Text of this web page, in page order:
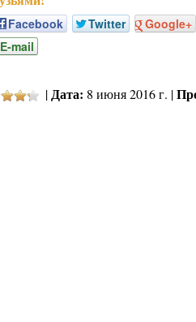
Facebook Twitter Google+
E-mail
| Дата: 8 июня 2016 г. |